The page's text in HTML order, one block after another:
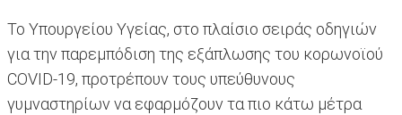
Το Υπουργείου Υγείας, στο πλαίσιο σειράς οδηγιών
για την παρεμπόδιση της εξάπλωσης του κορωνοϊού
COVID-19, προτρέπουν τους υπεύθυνους
γυμναστηρίων να εφαρμόζουν τα πιο κάτω μέτρα